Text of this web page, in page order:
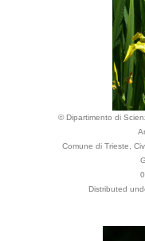
© Dipartimento di
Comune di Trieste,
Distributed